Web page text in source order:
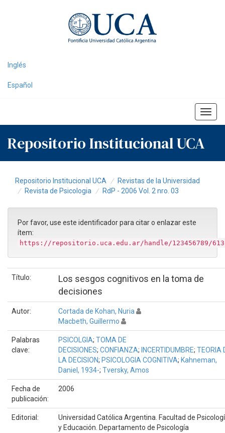
Inglés
Español
Repositorio Institucional UCA
Repositorio Institucional UCA
Revistas de la Universidad
Revista de Psicologia
RdP - 2006 Vol. 2 nro. 03
Por favor, use este identificador para citar o enlazar este
ítem:
https://repositorio.uca.edu.ar/handle/123456789/
Título:
Los sesgos cognitivos en la toma de
decisiones
Autor:
Cortada de Kohan, Nuria
Macbeth, Guillermo
Palabras
clave:
PSICOLGIA; TOMA DE
DECISIONES; CONFIANZA; INCERTIDUMBRE; TEORIA
LA DECISION; PSICOLOGIA COGNITIVA; Kahneman,
Daniel, 1934-; Tversky, Amos
Fecha de
publicación:
2006
Editorial:
Universidad Católica Argentina. Facultad de
y Educación. Departamento de Psicología